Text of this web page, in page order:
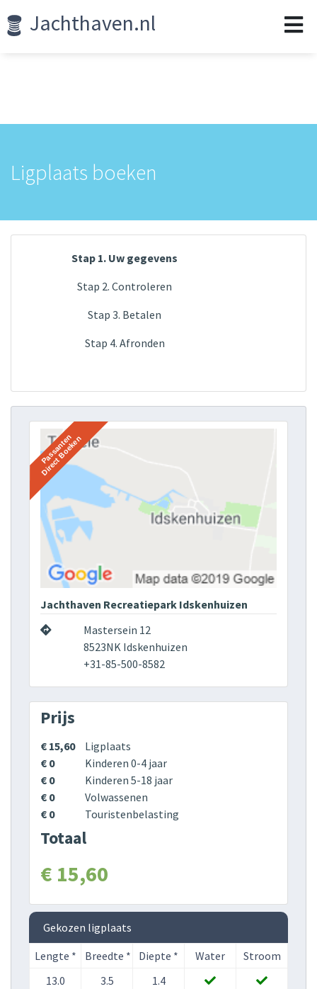
Jachthaven.nl
Ligplaats boeken
Stap 1. Uw gegevens
Stap 2. Controleren
Stap 3. Betalen
Stap 4. Afronden
Jachthaven Recreatiepark Idskenhuizen
Mastersein 12
8523NK Idskenhuizen
+31-85-500-8582
Prijs
€ 15,60
Ligplaats
€ 0
Kinderen 0-4 jaar
€ 0
Kinderen 5-18 jaar
€ 0
Volwassenen
€ 0
Touristenbelasting
Totaal
€ 15,60
Gekozen ligplaats
Lengte *
Breedte * Diepte * Water
Stroom
13.0
3.5
1.4